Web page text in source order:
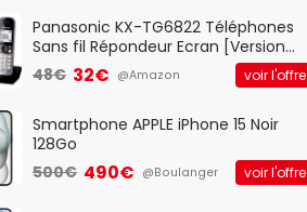
Panasonic KX-TG6822 Téléphones
Sans fil Répondeur Ecran [Version
Française]
48€ 32€ @Amazon voir l'offre
Smartphone APPLE iPhone 15 Noir
128Go
500€ 490€ @Boulanger voir l'offre